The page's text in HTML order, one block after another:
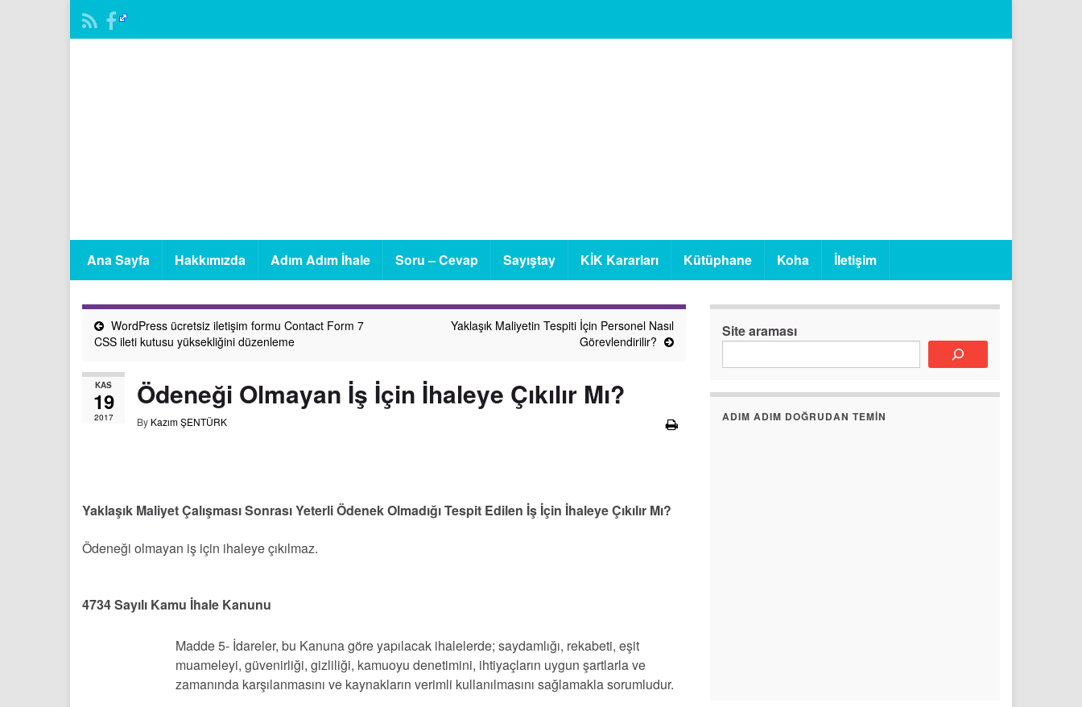
Ana Sayfa Hakkımızda Adım Adım İhale Soru – Cevap Sayıştay KİK Kararları Kütüphane Koha İletişim
WordPress ücretsiz iletişim formu Contact Form 7
CSS ileti kutusu yüksekliğini düzenleme
Yaklaşık Maliyetin Tespiti İçin Personel Nasıl
Görevlendirilir?
KAS
19
2017
Ödeneği Olmayan İş İçin İhaleye Çıkılır Mı?
By Kazım ŞENTÜRK
Yaklaşık Maliyet Çalışması Sonrası Yeterli Ödenek Olmadığı Tespit Edilen İş İçin İhaleye Çıkılır Mı?
Ödeneği olmayan iş için ihaleye çıkılmaz.
4734 Sayılı Kamu İhale Kanunu
Madde 5- İdareler, bu Kanuna göre yapılacak ihalelerde; saydamlığı, rekabeti, eşit
muameleyi, güvenirliği, gizliliği, kamuoyu denetimini, ihtiyaçların uygun şartlarla ve
zamanında karşılanmasını ve kaynakların verimli kullanılmasını sağlamakla sorumludur.
Site araması
ADIM ADIM DOĞRUDAN TEMIN